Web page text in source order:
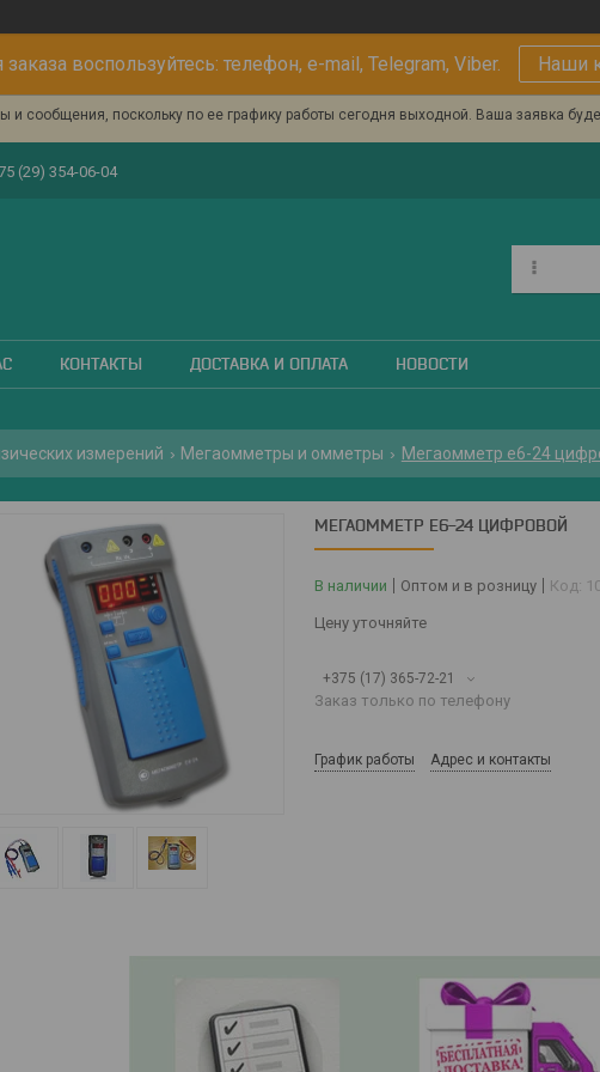
воспользуйтесь: телефон, e-mail, Telegram, Viber. Наши
и сообщения, поскольку по ее графику работы сегодня выходной. Ваша заявка
(29) 354-06-04
КОНТАКТЫ ДОСТАВКА И ОПЛАТА НОВОСТИ
измерений Мегаомметры и омметры Мегаомметр е6-24
МЕГАОММЕТР Е6-24 ЦИФРОВОЙ
В наличии Оптом и в розницу Код:
Цену уточняйте
+375 (17) 365-72-21
Заказ только по телефону
График работы Адрес и контакты